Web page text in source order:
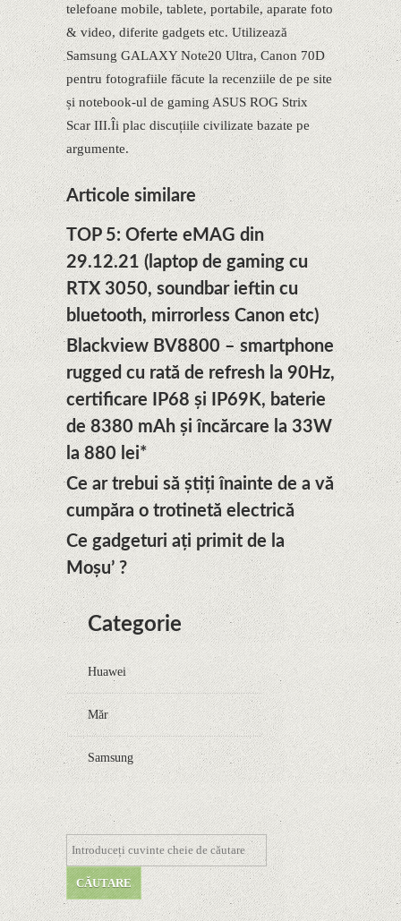
telefoane mobile, tablete, portabile, aparate foto
& video, diferite gadgets etc. Utilizează
Samsung GALAXY Note20 Ultra, Canon 70D
pentru fotografiile făcute la recenziile de pe site
și notebook-ul de gaming ASUS ROG Strix
Scar III.Îi plac discuțiile civilizate bazate pe
argumente.
Articole similare
TOP 5: Oferte eMAG din
29.12.21 (laptop de gaming cu
RTX 3050, soundbar ieftin cu
bluetooth, mirrorless Canon etc)
Blackview BV8800 – smartphone
rugged cu rată de refresh la 90Hz,
certificare IP68 și IP69K, baterie
de 8380 mAh și încărcare la 33W
la 880 lei*
Ce ar trebui să știți înainte de a vă
cumpăra o trotinetă electrică
Ce gadgeturi aţi primit de la
Moşu’ ?
Categorie
Huawei
Măr
Samsung